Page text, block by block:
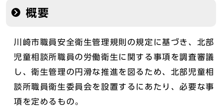
概要
川崎市職員安全衛生管理規則の規定に基づき、北部
児童相談所職員の労働衛生に関する事項を調査審議
し、衛生管理の円滑な推進を図るため、北部児童相
談所職員衛生委員会を設置するにあたり、必要な事
項を定めるもの。